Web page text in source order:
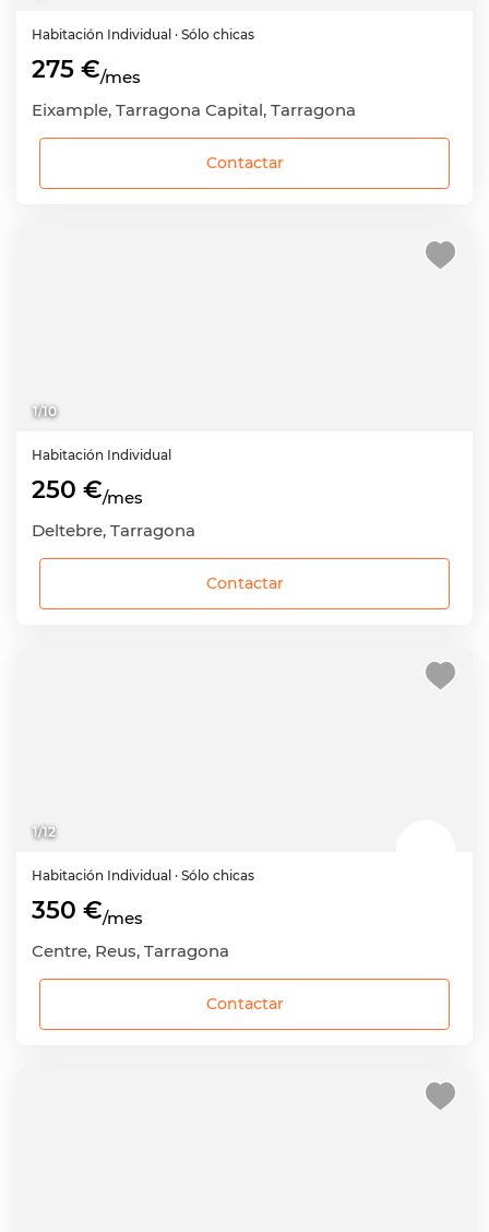
Habitación Individual · Sólo chicas
275 €/mes
Eixample, Tarragona Capital, Tarragona
Contactar
1/10
Habitación Individual
250 €/mes
Deltebre, Tarragona
Contactar
1/12
Habitación Individual · Sólo chicas
350 €/mes
Centre, Reus, Tarragona
Contactar